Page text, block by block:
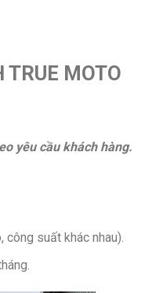
TRUE MOTO
yêu cầu khách hàng.
công suất khác nhau).